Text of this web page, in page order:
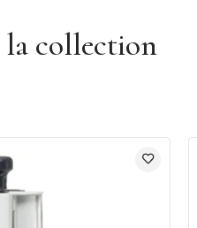
:
Robot Coupe
collection